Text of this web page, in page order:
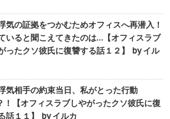
気の証拠をつかむためオフィスへ再潜入！
いると聞こえてきたのは…【オフィスラブ
ったクソ彼氏に復讐する話１２】 by イル
気相手の約束当日、私がとった行動
！【オフィスラブしやがったクソ彼氏に復
話１１】 by イルカ